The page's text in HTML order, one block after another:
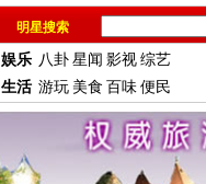
明星搜索
娱乐 八卦星闻 影视综艺
生活 游玩 美食 百味便民